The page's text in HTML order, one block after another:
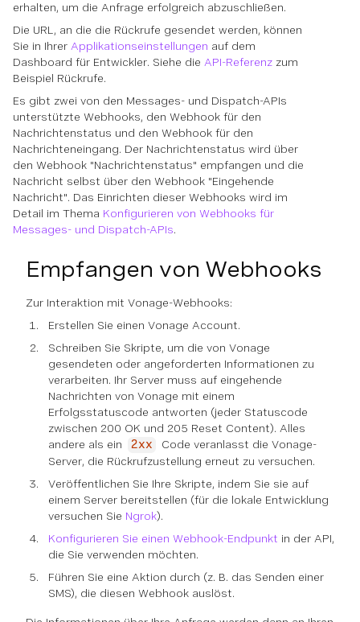
erhalten, um die Anfrage erfolgreich abzuschließen.
Die URL, an die die Rückrufe gesendet werden, können
Sie in Ihrer Applikationseinstellungen auf dem
Dashboard für Entwickler. Siehe die API-Referenz zum
Beispiel Rückrufe.
Es gibt zwei von den Messages- und Dispatch-APIs
unterstützte Webhooks, den Webhook für den
Nachrichtenstatus und den Webhook für den
Nachrichteneingang. Der Nachrichtenstatus wird über
den Webhook "Nachrichtenstatus" empfangen und die
Nachricht selbst über den Webhook "Eingehende
Nachricht". Das Einrichten dieser Webhooks wird im
Detail im Thema Konfigurieren von Webhooks für
Messages- und Dispatch-APIs.
Empfangen von Webhooks
Zur Interaktion mit Vonage-Webhooks:
Erstellen Sie einen Vonage Account.
Schreiben Sie Skripte, um die von Vonage
gesendeten oder angeforderten Informationen zu
verarbeiten. Ihr Server muss auf eingehende
Nachrichten von Vonage mit einem
Erfolgsstatuscode antworten (jeder Statuscode
zwischen 200 OK und 205 Reset Content). Alles
andere als ein
2xx
Code veranlasst die Vonage-
Server, die Rückrufzustellung erneut zu versuchen.
Veröffentlichen Sie Ihre Skripte, indem Sie sie auf
einem Server bereitstellen (für die lokale Entwicklung
versuchen Sie Ngrok).
Konfigurieren Sie einen Webhook-Endpunkt in der API,
die Sie verwenden möchten.
Führen Sie eine Aktion durch (z. B. das Senden einer
SMS), die diesen Webhook auslöst.